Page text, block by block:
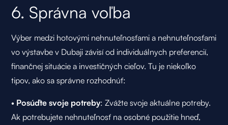
6. Správna voľba
Výber medzi hotovými nehnuteľnosťami a nehnuteľnosťami
vo výstavbe v Dubaji závisí od individuálnych preferencií,
finančnej situácie a investičných cieľov. Tu je niekoľko
tipov, ako sa správne rozhodnúť:
• Posúďte svoje potreby: Zvážte svoje aktuálne potreby.
Ak potrebujete nehnuteľnosť na osobné použitie hneď,